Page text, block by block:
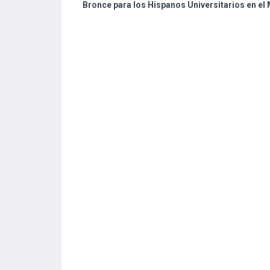
Bronce para los Hispanos Universitarios en el